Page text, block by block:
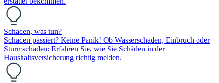
Schaden, was tun?
Schaden passiert? Keine Panik! Ob Wasserschaden, Einbruch oder
Sturmschaden: Erfahren Sie, wie Sie Schäden in der
Haushaltsversicherung richtig melden.